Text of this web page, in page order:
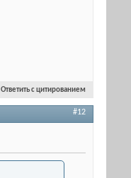
Ответить с цитированием
#12